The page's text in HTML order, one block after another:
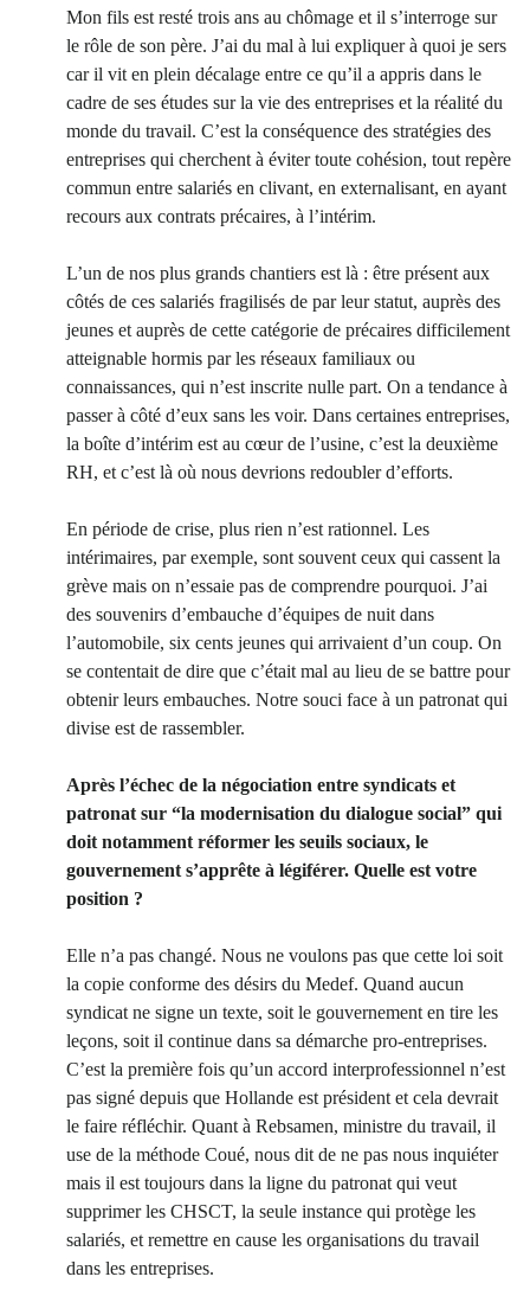
Mon fils est resté trois ans au chômage et il s’interroge sur
le rôle de son père. J’ai du mal à lui expliquer à quoi je sers
car il vit en plein décalage entre ce qu’il a appris dans le
cadre de ses études sur la vie des entreprises et la réalité du
monde du travail. C’est la conséquence des stratégies des
entreprises qui cherchent à éviter toute cohésion, tout repère
commun entre salariés en clivant, en externalisant, en ayant
recours aux contrats précaires, à l’intérim.
L’un de nos plus grands chantiers est là : être présent aux
côtés de ces salariés fragilisés de par leur statut, auprès des
jeunes et auprès de cette catégorie de précaires difficilement
atteignable hormis par les réseaux familiaux ou
connaissances, qui n’est inscrite nulle part. On a tendance à
passer à côté d’eux sans les voir. Dans certaines entreprises,
la boîte d’intérim est au cœur de l’usine, c’est la deuxième
RH, et c’est là où nous devrions redoubler d’efforts.
En période de crise, plus rien n’est rationnel. Les
intérimaires, par exemple, sont souvent ceux qui cassent la
grève mais on n’essaie pas de comprendre pourquoi. J’ai
des souvenirs d’embauche d’équipes de nuit dans
l’automobile, six cents jeunes qui arrivaient d’un coup. On
se contentait de dire que c’était mal au lieu de se battre pour
obtenir leurs embauches. Notre souci face à un patronat qui
divise est de rassembler.
Après l’échec de la négociation entre syndicats et
patronat sur “la modernisation du dialogue social” qui
doit notamment réformer les seuils sociaux, le
gouvernement s’apprête à légiférer. Quelle est votre
position ?
Elle n’a pas changé. Nous ne voulons pas que cette loi soit
la copie conforme des désirs du Medef. Quand aucun
syndicat ne signe un texte, soit le gouvernement en tire les
leçons, soit il continue dans sa démarche pro-entreprises.
C’est la première fois qu’un accord interprofessionnel n’est
pas signé depuis que Hollande est président et cela devrait
le faire réfléchir. Quant à Rebsamen, ministre du travail, il
use de la méthode Coué, nous dit de ne pas nous inquiéter
mais il est toujours dans la ligne du patronat qui veut
supprimer les CHSCT, la seule instance qui protège les
salariés, et remettre en cause les organisations du travail
dans les entreprises.